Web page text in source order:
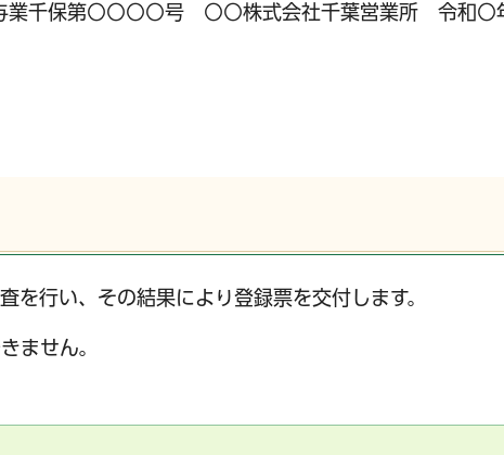
与業千保第○○○○号 ○○株式会社千葉営業所 令和
を行い、その結果により登録票を交付します。
ません。